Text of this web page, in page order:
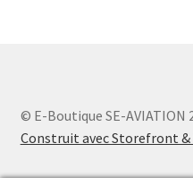
© E-Boutique SE-AVIATION
Construit avec Storefront &